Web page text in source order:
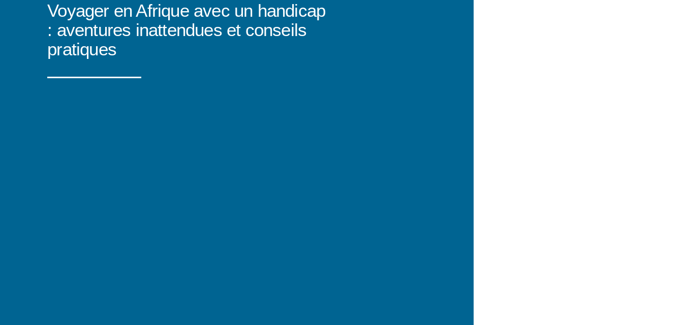
Voyager en Afrique avec un handicap
: aventures inattendues et conseils
pratiques